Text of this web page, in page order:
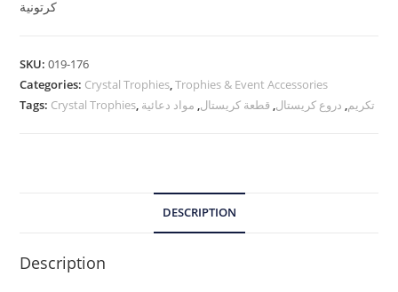
كرتونية
SKU:019-176
Categories: Crystal Trophies,Trophies & Event Accessories
Tags: Crystal Trophies, تكريم, دروع كريستال, قطعة كريستال, مواد دعائية
DESCRIPTION
Description